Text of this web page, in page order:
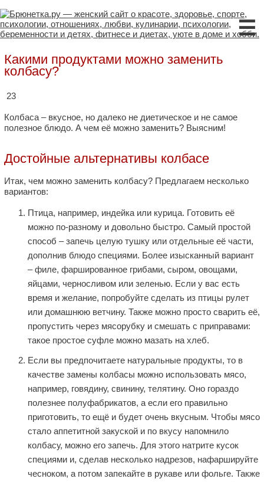
☰
Какими продуктами можно заменить
колбасу?
23
Колбаса – вкусное, но далеко не диетическое и не самое
полезное блюдо. А чем её можно заменить? Выясним!
Достойные альтернативы колбасе
Итак, чем можно заменить колбасу? Предлагаем несколько
вариантов:
Птица, например, индейка или курица. Готовить её
можно по-разному и довольно быстро. Самый простой
способ – запечь целую тушку или отдельные её части,
дополнив блюдо специями. Более изысканный вариант
– филе, фаршированное грибами, сыром, овощами,
яйцами, черносливом или зеленью. Если у вас есть
время и желание, попробуйте сделать из птицы рулет
или домашнюю ветчину. Также можно просто сварить её,
пропустить через мясорубку и смешать с приправами:
такое простое суфле можно мазать на хлеб.
Если вы предпочитаете натуральные продукты, то в
качестве замены колбасы можно использовать мясо,
например, говядину, свинину, телятину. Оно гораздо
полезнее полуфабрикатов, а если его правильно
приготовить, то ещё и будет очень вкусным. Чтобы мясо
стало аппетитной закуской и по вкусу напомнило
колбасу, можно его запечь. Для этого натрите кусок
специями и, сделав несколько надрезов, нафаршируйте
чесноком, а потом запекайте в рукаве или фольге. Также